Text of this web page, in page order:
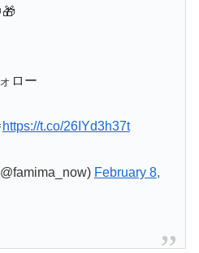
ロー
https://t.co/26IYd3h37t
February 8,